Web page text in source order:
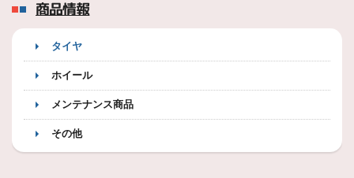
商品情報
タイヤ
ホイール
メンテナンス商品
その他